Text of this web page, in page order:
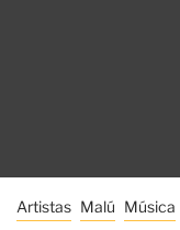
Artistas Malú Música